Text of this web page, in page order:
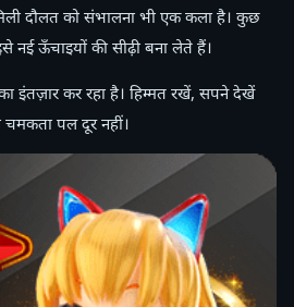
दौलत को संभालना भी एक कला है। कुछ
नई ऊँचाइयों की सीढ़ी बना लेते हैं।
इंतज़ार कर रहा है। हिम्मत रखें, सपने देखें
पल दूर नहीं।